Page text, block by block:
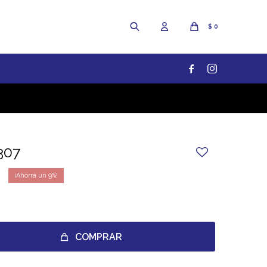
$ 0
 
9
COMPRAR